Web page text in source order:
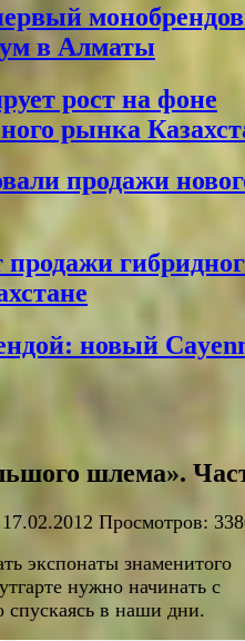
в Алматы
рост на фоне
рынка
продажи
новый
шлема».
Просмотров:
экспонаты знаменитого
нужно начинать с
спускаясь в наши дни.